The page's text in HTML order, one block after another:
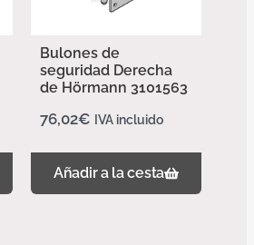
Bulones de
seguridad Derecha
de Hörmann 3101563
76,02€ IVA incluido
Añadir a la cesta